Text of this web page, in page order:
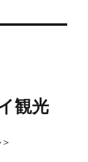
観光